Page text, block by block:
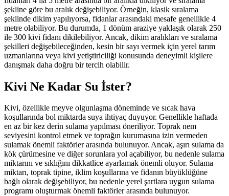
şekline göre bu aralık değişebiliyor. Örneğin, klasik sıralama
şeklinde dikim yapılıyorsa, fidanlar arasındaki mesafe genellikle 4
metre olabiliyor. Bu durumda, 1 dönüm araziye yaklaşık olarak 250
ile 300 kivi fidanı dikilebiliyor. Ancak, dikim aralıkları ve sıralama
şekilleri değişebileceğinden, kesin bir sayı vermek için yerel tarım
uzmanlarına veya kivi yetiştiriciliği konusunda deneyimli kişilere
danışmak daha doğru bir tercih olabilir.
Kivi Ne Kadar Su İster?
Kivi, özellikle meyve olgunlaşma döneminde ve sıcak hava
koşullarında bol miktarda suya ihtiyaç duyuyor. Genellikle haftada
en az bir kez derin sulama yapılması öneriliyor. Toprak nem
seviyesini kontrol etmek ve toprağın kurumasına izin vermeden
sulamak önemli faktörler arasında bulunuyor. Ancak, aşırı sulama da
kök çürümesine ve diğer sorunlara yol açabiliyor, bu nedenle sulama
miktarını ve sıklığını dikkatlice ayarlamak önemli oluyor. Sulama
miktarı, toprak tipine, iklim koşullarına ve fidanın büyüklüğüne
bağlı olarak değişebiliyor, bu nedenle yerel şartlara uygun sulama
programı oluşturmak önemli faktörler arasında bulunuyor.